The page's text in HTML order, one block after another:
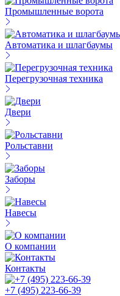
Промышленные ворота
Автоматика и шлагбаумы
Перегрузочная техника
Двери
Рольставни
Заборы
Навесы
О компании
Контакты
+7 (495) 223-66-39